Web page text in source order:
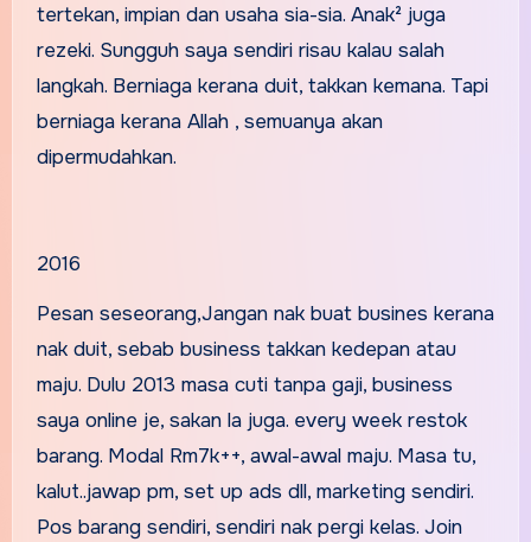
tertekan, impian dan usaha sia-sia. Anak² juga
rezeki. Sungguh saya sendiri risau kalau salah
langkah. Berniaga kerana duit, takkan kemana. Tapi
berniaga kerana Allah , semuanya akan
dipermudahkan.
2016
Pesan seseorang,Jangan nak buat busines kerana
nak duit, sebab business takkan kedepan atau
maju. Dulu 2013 masa cuti tanpa gaji, business
saya online je, sakan la juga. every week restok
barang. Modal Rm7k++, awal-awal maju. Masa tu,
kalut..jawap pm, set up ads dll, marketing sendiri.
Pos barang sendiri, sendiri nak pergi kelas. Join